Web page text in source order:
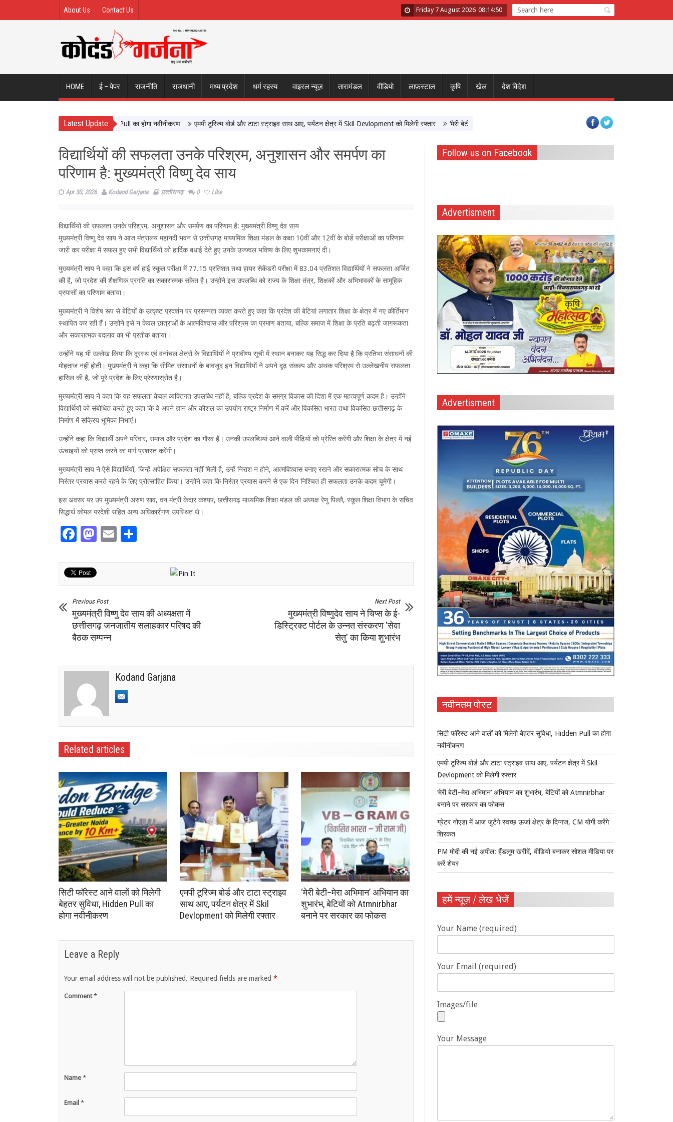
About Us Contact Us Friday 7 August 2026 08:14:50
HOME ई – पेपर राजनीति राजधानी मध्य प्रदेश धर्म रहस्य वाइरल न्यूज़ तारामंडल वीडियो लाफ़स्टाल कृषि खेल देश विदेश
Latest Update
वालों को मिलेगी बेहतर सुविधा, Hidden Pull का होगा नवीनीकरण एमपी टूरिज्म बोर्ड और टाटा स्ट्राइव साथ आए, पर्यटन क्षेत्र में Skil Devlopment को मिलेगी रफ्तार ‘मेरी बेटी–मेरा अभिमान’ अभियान का शुभारंभ, बेटियों को Atmnirbhar बनाने पर सरकार का फोकस
विद्यार्थियों की सफलता उनके परिश्रम, अनुशासन और समर्पण का
परिणाम है: मुख्यमंत्री विष्णु देव साय
Apr 30, 2026 Kodand Garjana छत्‍तीसगढ़ 0 Like
विद्यार्थियों की सफलता उनके परिश्रम, अनुशासन और समर्पण का परिणाम है: मुख्यमंत्री विष्णु देव साय
मुख्यमंत्री विष्णु देव साय ने आज मंत्रालय महानदी भवन से छत्तीसगढ़ माध्यमिक शिक्षा मंडल के कक्षा 10वीं और 12वीं के बोर्ड परीक्षाओं का परिणाम
जारी कर परीक्षा में सफल हुए सभी विद्यार्थियों को हार्दिक बधाई देते हुए उनके उज्ज्वल भविष्य के लिए शुभकामनाएं दी।
मुख्यमंत्री साय ने कहा कि इस वर्ष हाई स्कूल परीक्षा में 77.15 प्रतिशत तथा हायर सेकेंडरी परीक्षा में 83.04 प्रतिशत विद्यार्थियों ने सफलता अर्जित
की है, जो प्रदेश की शैक्षणिक प्रगति का सकारात्मक संकेत है। उन्होंने इस उपलब्धि को राज्य के शिक्षा तंत्र, शिक्षकों और अभिभावकों के सामूहिक
प्रयासों का परिणाम बताया।
मुख्यमंत्री ने विशेष रूप से बेटियों के उत्कृष्ट प्रदर्शन पर प्रसन्नता व्यक्त करते हुए कहा कि प्रदेश की बेटियां लगातार शिक्षा के क्षेत्र में नए कीर्तिमान
स्थापित कर रही हैं। उन्होंने इसे न केवल छात्राओं के आत्मविश्वास और परिश्रम का प्रमाण बताया, बल्कि समाज में शिक्षा के प्रति बढ़ती जागरूकता
और सकारात्मक बदलाव का भी प्रतीक बताया।
उन्होंने यह भी उल्लेख किया कि दूरस्थ एवं वनांचल क्षेत्रों के विद्यार्थियों ने प्रावीण्य सूची में स्थान बनाकर यह सिद्ध कर दिया है कि प्रतिभा संसाधनों की
मोहताज नहीं होती। मुख्यमंत्री ने कहा कि सीमित संसाधनों के बावजूद इन विद्यार्थियों ने अपने दृढ़ संकल्प और अथक परिश्रम से उल्लेखनीय सफलता
हासिल की है, जो पूरे प्रदेश के लिए प्रेरणास्रोत है।
मुख्यमंत्री साय ने कहा कि यह सफलता केवल व्यक्तिगत उपलब्धि नहीं है, बल्कि प्रदेश के समग्र विकास की दिशा में एक महत्वपूर्ण कदम है। उन्होंने
विद्यार्थियों को संबोधित करते हुए कहा कि वे अपने ज्ञान और कौशल का उपयोग राष्ट्र निर्माण में करें और विकसित भारत तथा विकसित छत्तीसगढ़ के
निर्माण में सक्रिय भूमिका निभाएं।
उन्होंने कहा कि विद्यार्थी अपने परिवार, समाज और प्रदेश का गौरव हैं। उनकी उपलब्धियां आने वाली पीढ़ियों को प्रेरित करेंगी और शिक्षा के क्षेत्र में नई
ऊंचाइयों को प्राप्त करने का मार्ग प्रशस्त करेंगी।
मुख्यमंत्री साय ने ऐसे विद्यार्थियों, जिन्हें अपेक्षित सफलता नहीं मिली है, उन्हें निराश न होने, आत्मविश्वास बनाए रखने और सकारात्मक सोच के साथ
निरंतर प्रयास करते रहने के लिए प्रोत्साहित किया। उन्होंने कहा कि निरंतर प्रयास करने से एक दिन निश्चित ही सफलता उनके कदम चूमेगी।
इस अवसर पर उप मुख्यमंत्री अरुण साव, वन मंत्री केदार कश्यप, छत्तीसगढ़ माध्यमिक शिक्षा मंडल की अध्यक्ष रेणु पिल्लै, स्कूल शिक्षा विभाग के सचिव
सिद्धार्थ कोमल परदेशी सहित अन्य अधिकारीगण उपस्थित थे।
Facebook
Mastodon
Email
Previous Post
मुख्यमंत्री विष्णु देव साय की अध्यक्षता में
छत्तीसगढ़ जनजातीय सलाहकार परिषद की
बैठक सम्पन्न
Next Post
मुख्यमंत्री विष्णुदेव साय ने चिप्स के ई-
डिस्ट्रिक्ट पोर्टल के उन्नत संस्करण 'सेवा
सेतु' का किया शुभारंभ
Kodand Garjana
Related articles
सिटी फॉरेस्ट आने वालों को मिलेगी
बेहतर सुविधा, Hidden Pull का
होगा नवीनीकरण
एमपी टूरिज्म बोर्ड और टाटा स्ट्राइव
साथ आए, पर्यटन क्षेत्र में Skil
Devlopment को मिलेगी रफ्तार
‘मेरी बेटी–मेरा अभिमान’ अभियान का
शुभारंभ, बेटियों को Atmnirbhar
बनाने पर सरकार का फोकस
Leave a Reply
Your email address will not be published. Required fields are marked *
Comment*
Name *
Email *
Follow us on Facebook
Advertisment
Advertisment
नवीनतम पोस्ट
सिटी फॉरेस्ट आने वालों को मिलेगी बेहतर सुविधा, Hidden Pull का होगा
नवीनीकरण
एमपी टूरिज्म बोर्ड और टाटा स्ट्राइव साथ आए, पर्यटन क्षेत्र में Skil
Devlopment को मिलेगी रफ्तार
‘मेरी बेटी–मेरा अभिमान’ अभियान का शुभारंभ, बेटियों को Atmnirbhar
बनाने पर सरकार का फोकस
ग्रेटर नोएडा में आज जुटेंगे स्वच्छ ऊर्जा क्षेत्र के दिग्गज, CM योगी करेंगे
शिरकत
PM मोदी की नई अपील: हैंडलूम खरीदें, वीडियो बनाकर सोशल मीडिया पर
करें शेयर
हमें न्यूज़ / लेख भेजें
Your Name (required)
Your Email (required)
Images/file
Your Message